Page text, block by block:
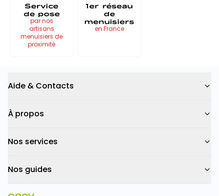
Service
de pose
par nos
artisans
menuisiers de
proximité
1er réseau
de
menuisiers
en France
Aide & Contacts
À propos
Nos services
Nos guides